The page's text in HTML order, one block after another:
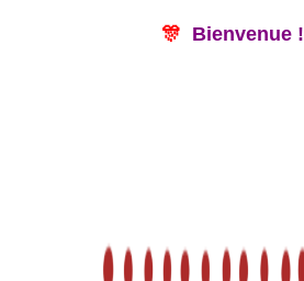
🎊 Bienvenue !